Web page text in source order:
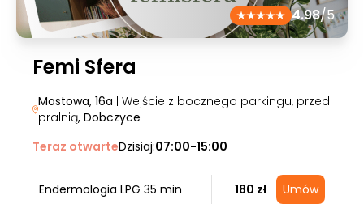
4.98/5
Femi Sfera
Mostowa, 16a | Wejście z bocznego parkingu, przed
pralnią, Dobczyce
Teraz otwarteDzisiaj:07:00-15:00
Endermologia LPG 35 min 180 zł Umów